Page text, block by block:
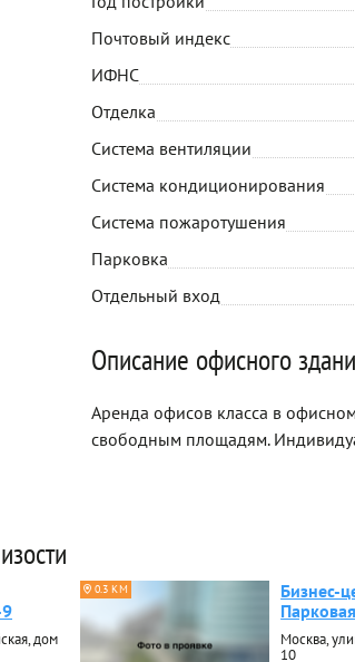
Почтовый индекс
ИФНС
Отделка
Система вентиляции
Система кондиционирования
Система пожаротушения
Парковка
Отдельный вход
Описание офисного
Аренда офисов класса в
свободным площадям.
дом
0.3 КМ
Бизнес-
Москва,
10